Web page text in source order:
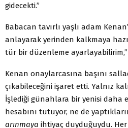
gidecekti.”
Babacan tavırlı yaşlı adam
anlayarak yerinden kalkmaya
tür bir düzenleme ayarlayabilirim,”
Kenan onaylarcasına başını
çıkabileceğini işaret etti. Yalnız
İşlediği günahlara bir yenisi daha
hesabını tutuyor, ne de
arınmaya ihtiyaç duyduğuydu. Her